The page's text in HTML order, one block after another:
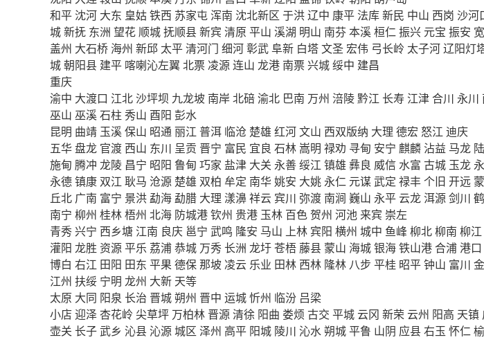
和平 沈河 大东 皇姑铁西 苏家屯 浑南 沈北新区 于洪辽中 康平 法库新民 中山 西岗 沙河
城新抚 东洲 望花 顺城抚顺县新宾 清原 平山 溪湖 明山 南芬 本溪桓仁振兴 元宝 振安
盖州 大石桥 海州 新邱 太平清河门 细河彰武阜新 白塔文圣宏伟 弓长岭 太子河辽阳灯
城朝阳县 建平 喀喇沁左翼北票 凌源连山 龙港 南票兴城绥中 建昌
重庆
渝中 大渡口 江北沙坪坝 九龙坡 南岸北碚渝北 巴南 万州 涪陵黔江 长寿 江津合川 永川
巫山 巫溪石柱 秀山 酉阳 彭水
昆明 曲靖 玉溪保山 昭通丽江 普洱 临沧 楚雄 红河文山 西双版纳 大理 德宏 怒江 迪庆
五华盘龙 官渡 西山 东川 呈贡 晋宁 富民 宜良 石林嵩明 禄劝 寻甸 安宁 麒麟 沾益 马龙
施甸 腾冲 龙陵 昌宁 昭阳 鲁甸 巧家 盐津 大关 永善绥江 镇雄 彝良 威信水富 古城 玉龙
永德镇康 双江 耿马 沧源 楚雄 双柏 牟定 南华姚安 大姚 永仁 元谋武定 禄丰个旧 开远
丘北 广南 富宁 景洪 勐海 勐腊 大理 漾濞祥云 宾川 弥渡 南涧 巍山 永平 云龙 洱源剑川
南宁 柳州 桂林梧州 北海 防城港钦州 贵港 玉林 百色贺州 河池 来宾 崇左
青秀兴宁 西乡塘 江南 良庆 邕宁 武鸣 隆安 马山 上林 宾阳 横州 城中 鱼峰 柳北柳南 柳江
灌阳 龙胜 资源平乐 荔浦恭城 万秀 长洲 龙圩苍梧 藤县蒙山 海城银海铁山港合浦港口
博白 右江 田阳 田东 平果 德保那坡 凌云 乐业 田林 西林 隆林 八步 平桂 昭平钟山 富川
江州 扶绥 宁明 龙州 大新 天等
太原 大同 阳泉 长治 晋城朔州 晋中 运城忻州 临汾 吕梁
小店 迎泽杏花岭 尖草坪 万柏林 晋源清徐 阳曲 娄烦 古交 平城 云冈 新荣 云州 阳高 天镇
壶关 长子武乡 沁县沁源城区 泽州 高平 阳城 陵川 沁水朔城平鲁 山阴 应县右玉 怀仁